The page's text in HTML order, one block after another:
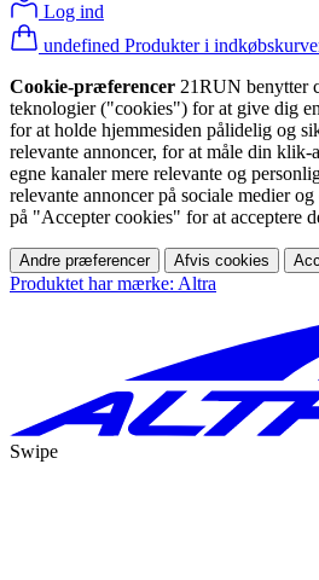
Log ind
undefined Produkter i
Cookie-præferencer 21RUN benytter
teknologier ("cookies") for at give dig
for at holde hjemmesiden pålidelig og
relevante annoncer, for at måle din
egne kanaler mere relevante og
relevante annoncer på sociale medier
på "Accepter cookies" for at acceptere
Andre præferencer Afvis cookies
Produktet har mærke: Altra
Swipe